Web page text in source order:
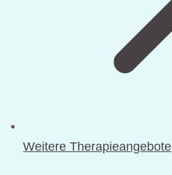
Weitere Therapieangebote